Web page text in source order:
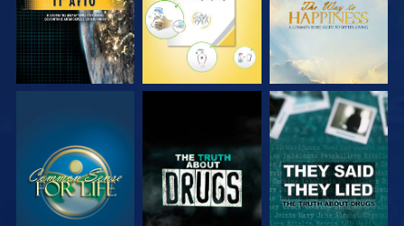
ΠΑΡΑΚΟΛΟΥΘΗΣΤΕ ΠΑΡΑΚΟΛΟΥΘΗΣΤΕ ΠΑΡΑΚΟΛΟΥΘΗΣΤΕ